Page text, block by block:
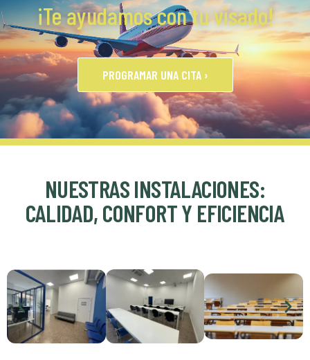
¡Te ayudamos con tu visado!
PROGRAMAR UNA CITA ›
NUESTRAS INSTALACIONES:
CALIDAD, CONFORT Y EFICIENCIA